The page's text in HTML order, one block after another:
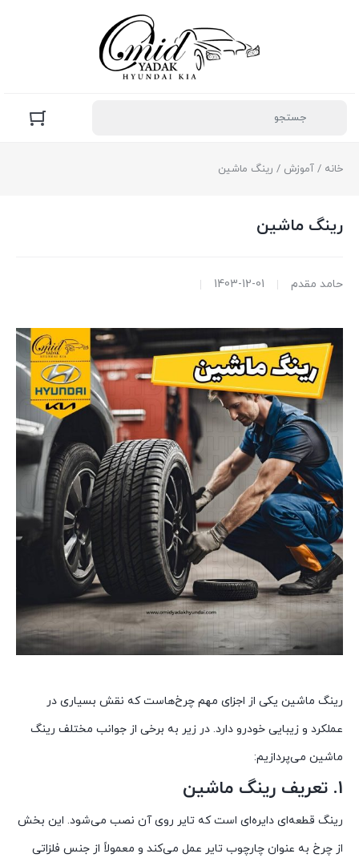
خانه / آموزش / رینگ ماشین
رینگ ماشین
حامد مقدم 1403-12-01
رینگ ماشین یکی از اجزای مهم چرخ‌هاست که نقش بسیاری در
عملکرد و زیبایی خودرو دارد. در زیر به برخی از جوانب مختلف رینگ
ماشین می‌پردازیم:
1. تعریف رینگ ماشین
رینگ قطعه‌ای دایره‌ای است که تایر روی آن نصب می‌شود. این بخش
از چرخ به عنوان چارچوب تایر عمل می‌کند و معمولاً از جنس فلزاتی